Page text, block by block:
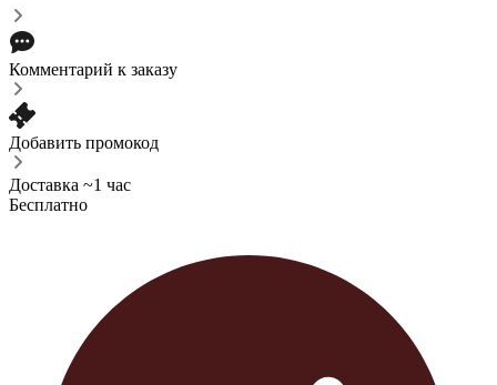
Комментарий к заказу
Добавить промокод
Доставка ~1 час
Бесплатно